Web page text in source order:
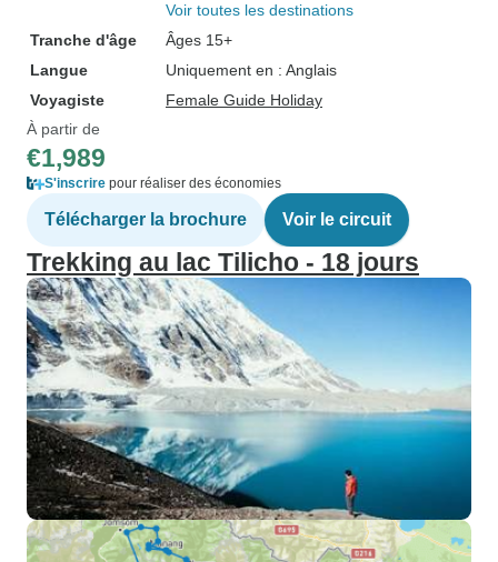
Voir toutes les destinations
Tranche d'âge
Âges 15+
Langue
Uniquement en : Anglais
Voyagiste
Female Guide Holiday
À partir de
€1,989
S'inscrire pour réaliser des économies
Télécharger la brochure Voir le circuit
Trekking au lac Tilicho - 18 jours